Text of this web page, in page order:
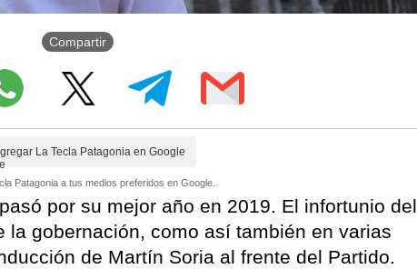
Compartir
La Tecla Patagonia en Google
Patagonia a tus medios preferidos en Google.
por su mejor año en 2019. El infortunio del
la gobernación, como así también en varias
de Martín Soria al frente del Partido.